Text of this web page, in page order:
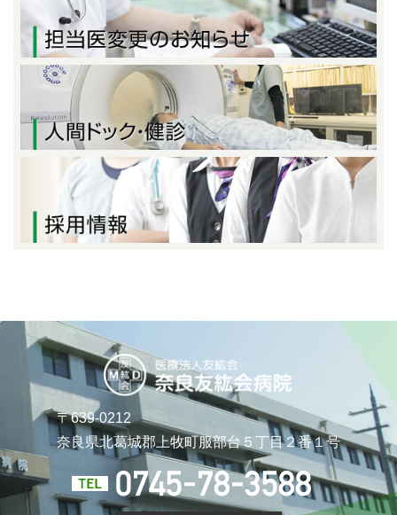
〒639-0212
奈良県北葛城郡上牧町服部台５丁目２番１号